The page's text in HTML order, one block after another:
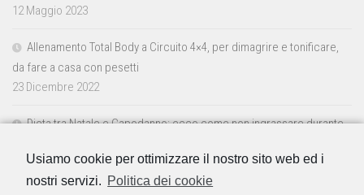
Usiamo cookie per ottimizzare il nostro sito web ed i
nostri servizi. Politica dei cookie
12 Maggio 2023
Allenamento Total Body a Circuito 4×4, per dimagrire e tonificare,
da fare a casa con pesetti
23 Dicembre 2022
Dieta tra Natale e Capodanno: ecco come non ingrassare durante
23 Dicembre 2022